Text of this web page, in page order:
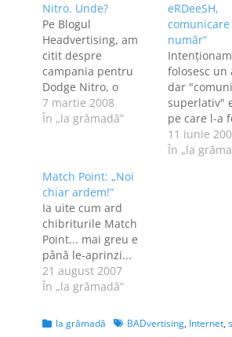
Nitro. Unde?
Pe Blogul
Headvertising, am
citit despre
campania pentru
Dodge Nitro, o
campanie atipică, cu
"articole" despre
duc şi eu pe site-ul
cinearenitro.ro, iar
după ce am văzut
fake-revista, am dat
click pe link-ul care
trebuia să mă ducă
pe site-ul - în sfârşit,
…
7 martie 2008
În „la grămadă”
eRDeeSH,
comunicare
număr”
folosesc
dar
superlativ"
pe care l-a
Zoso.
titlul, RDS
11 iunie
În „la
Match Point: „Noi
chiar ardem!”
Ia uite cum ard
chibriturile Match
Point... mai greu e
până le-aprinzi...
21 august 2007
În „la grămadă”
Categories
la grămadă TagsBADvertising, Internet,